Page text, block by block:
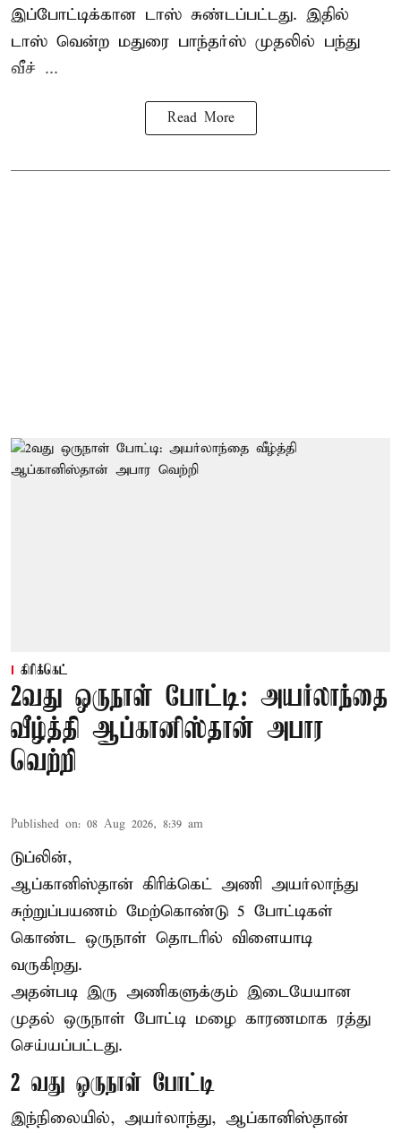
இப்போட்டிக்கான டாஸ் சுண்டப்பட்டது. இதில்
டாஸ் வென்ற மதுரை பாந்தர்ஸ் முதலில் பந்து
வீச் ...
Read More
கிரிக்கெட்
2வது ஒருநாள் போட்டி: அயர்லாந்தை
வீழ்த்தி ஆப்கானிஸ்தான் அபார
வெற்றி
Published on: 08 Aug 2026, 8:39 am
டுப்லின்,
ஆப்கானிஸ்தான் கிரிக்கெட் அணி அயர்லாந்து
சுற்றுப்பயணம் மேற்கொண்டு 5 போட்டிகள்
கொண்ட ஒருநாள் தொடரில் விளையாடி
வருகிறது.
அதன்படி இரு அணிகளுக்கும் இடையேயான
முதல் ஒருநாள் போட்டி மழை காரணமாக ரத்து
செய்யப்பட்டது.
2 வது ஒருநாள் போட்டி
இந்நிலையில், அயர்லாந்து, ஆப்கானிஸ்தான்